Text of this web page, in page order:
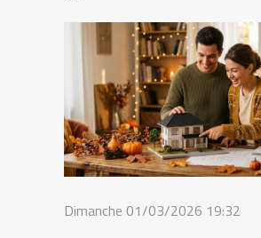
Dimanche 01/03/2026 19:32